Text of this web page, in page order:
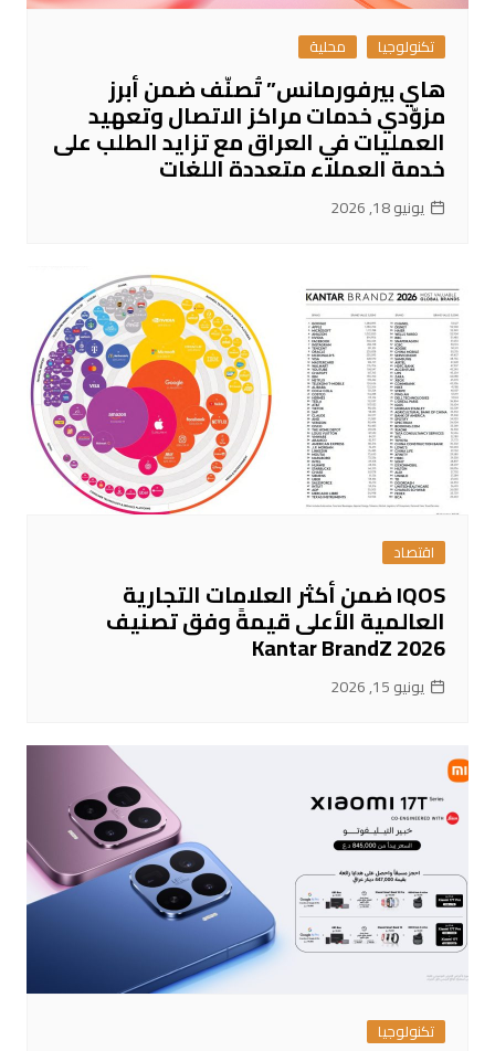
تكنولوجيا محلية
هاي بيرفورمانس” تُصنّف ضمن أبرز
مزوّدي خدمات مراكز الاتصال وتعهيد
العمليات في العراق مع تزايد الطلب على
خدمة العملاء متعددة اللغات
يونيو 18, 2026
اقتصاد
IQOS ضمن أكثر العلامات التجارية
العالمية الأعلى قيمةً وفق تصنيف
Kantar BrandZ 2026
يونيو 15, 2026
تكنولوجيا